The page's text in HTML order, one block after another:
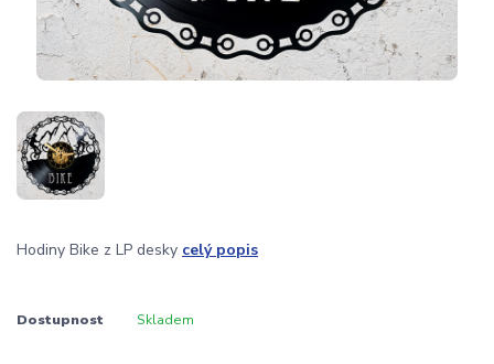
Hodiny Bike z LP desky celý popis
Dostupnost Skladem